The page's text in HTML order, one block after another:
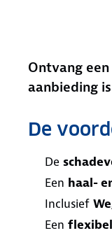
Ontvang
aanbieding
De
De
Een haal-
Inclusief
Een